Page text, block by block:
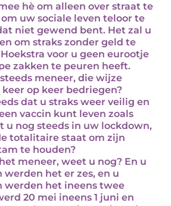
hè om alleen over straat te
uw sociale leven teloor te
niet gewend bent. Het zal u
om straks zonder geld te
voor u geen eurootje
zakken te peuren heeft.
meneer, die wijze
op keer bedriegen?
dat u straks weer veilig en
vaccin kunt leven zoals
u nog steeds in uw lockdown,
totalitaire staat om zijn
te houden?
meneer, weet u nog? En u
werden het er zes, en u
werden het ineens twee
20 mei ineens 1 juni en